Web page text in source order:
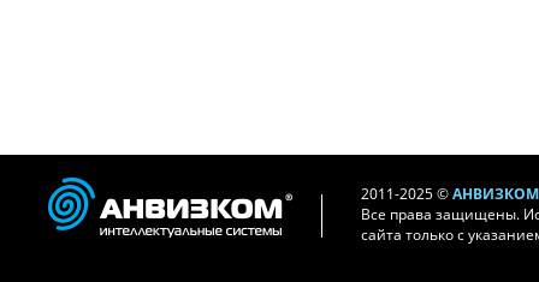
2011-2025 ©
Все права защищены.
сайта только с